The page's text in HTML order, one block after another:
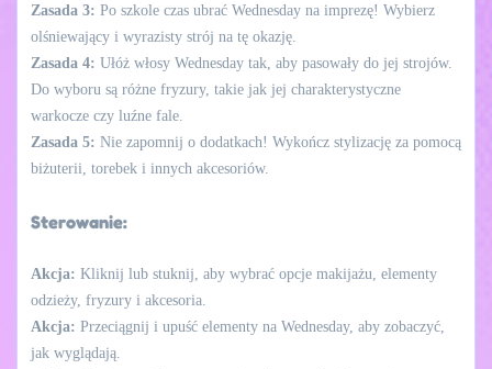
Zasada 3: Po szkole czas ubrać Wednesday na imprezę! Wybierz
olśniewający i wyrazisty strój na tę okazję.
Zasada 4: Ułóż włosy Wednesday tak, aby pasowały do jej strojów.
Do wyboru są różne fryzury, takie jak jej charakterystyczne
warkocze czy luźne fale.
Zasada 5: Nie zapomnij o dodatkach! Wykończ stylizację za pomocą
biżuterii, torebek i innych akcesoriów.
Sterowanie:
Akcja: Kliknij lub stuknij, aby wybrać opcje makijażu, elementy
odzieży, fryzury i akcesoria.
Akcja: Przeciągnij i upuść elementy na Wednesday, aby zobaczyć,
jak wyglądają.